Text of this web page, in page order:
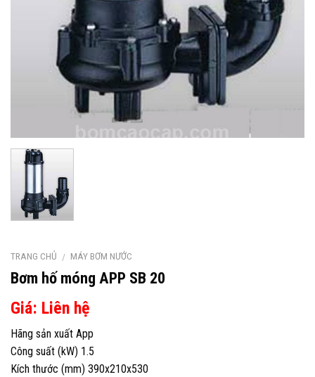
TRANG CHỦ / MÁY BƠM NƯỚC
Bơm hố móng APP SB 20
Giá: Liên hệ
Hãng sản xuất App
Công suất (kW) 1.5
Kích thước (mm) 390x210x530